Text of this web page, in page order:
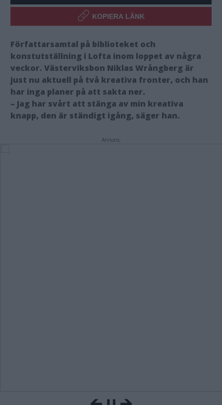
KOPIERA LÄNK
Författarsamtal på biblioteket och
konstutställning i Lofta inom loppet av några
veckor. Västerviksbon Niklas Wrångberg är
just nu aktuell på två kreativa fronter, och han
har inga planer på att sakta ner.
– Jag har svårt att stänga av min kreativa
knapp, den är ständigt igång, säger han.
Annons: